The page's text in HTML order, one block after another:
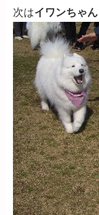
次はイワンちゃん